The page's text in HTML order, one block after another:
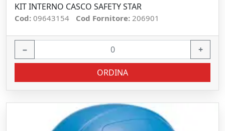
KIT INTERNO CASCO SAFETY STAR
Cod: 09643154 Cod Fornitore: 206901
− +
ORDINA